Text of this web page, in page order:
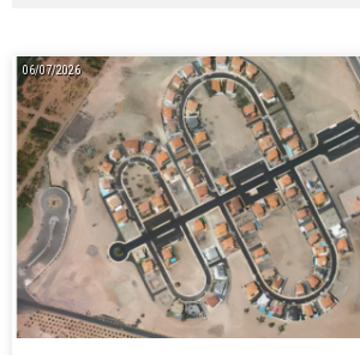
06/07/2026